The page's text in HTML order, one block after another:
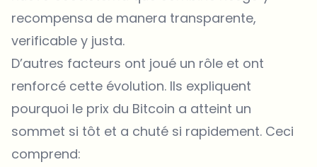
recompensa de manera transparente,
verificable y justa.
D’autres facteurs ont joué un rôle et ont
renforcé cette évolution. Ils expliquent
pourquoi le prix du Bitcoin a atteint un
sommet si tôt et a chuté si rapidement. Ceci
comprend: